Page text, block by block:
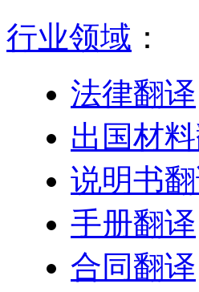
行业领域 ：
法律翻译
出国材
说明书
手册翻译
合同翻译